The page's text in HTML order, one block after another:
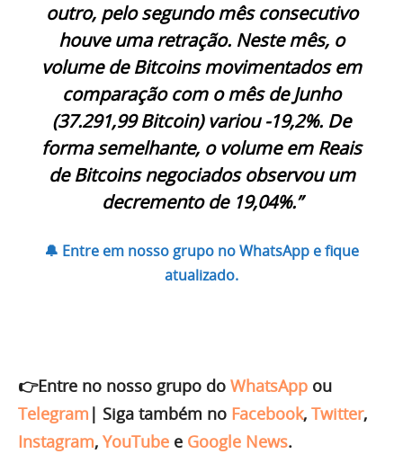
outro, pelosegundo mês consecutivo
houve uma retração. Neste mês, o
volume de Bitcoins movimentados em
comparação com o mês de Junho
(37.291,99 Bitcoin) variou -19,2%. De
forma semelhante, o volume em Reais
de Bitcoins negociados observou um
decremento de 19,04%.”
🔔 Entre em nosso grupo no WhatsApp e fique
atualizado.
👉Entre no nosso grupo do WhatsApp ou
Telegram | Siga também no Facebook, Twitter,
Instagram, YouTube e Google News.